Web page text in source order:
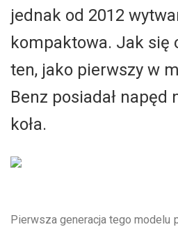
jednak od 2012
kompaktowa. Jak się
ten, jako pierwszy w
Benz posiadał napęd
koła.
Pierwsza generacja tego modelu